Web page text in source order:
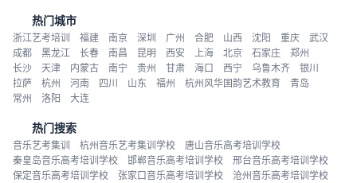
热门城市
浙江艺考培训 福建 南京 深圳 广州 合肥 山西 沈阳 重庆
武汉
成都
黑龙江 长春 南昌 昆明 西安 上海 北京 石家庄
郑州
长沙
天津 内蒙古 南宁 贵州 甘肃 海口 西宁 乌鲁木齐
银川
拉萨
杭州 河南 四川 山东 福州 杭州风华国韵艺术教育
青岛
常州
洛阳 大连
热门搜索
音乐艺考集训 杭州音乐艺考集训学校
唐山音乐高考培训学校
秦皇岛音乐高考培训学校
邯郸音乐高考培训学校
邢台音乐高考培训学校
保定音乐高考培训学校
张家口音乐高考培训学校
沧州音乐高考培训学校